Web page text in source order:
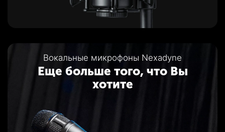
Вокальные микрофоны Nexadyne
Еще больше того, что Вы
хотите